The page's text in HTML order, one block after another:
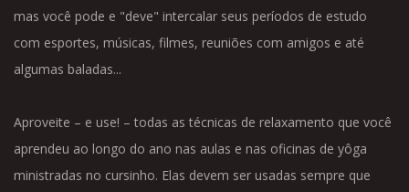
mas você pode e "deve" intercalar seus períodos de estudo
com esportes, músicas, filmes, reuniões com amigos e até
algumas baladas...
Aproveite – e use! – todas as técnicas de relaxamento que você
aprendeu ao longo do ano nas aulas e nas oficinas de yôga
ministradas no cursinho. Elas devem ser usadas sempre que